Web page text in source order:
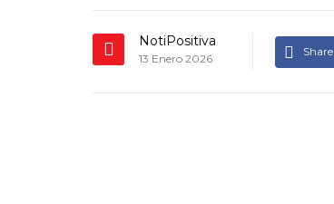
NotiPositiva
13 Enero 2026